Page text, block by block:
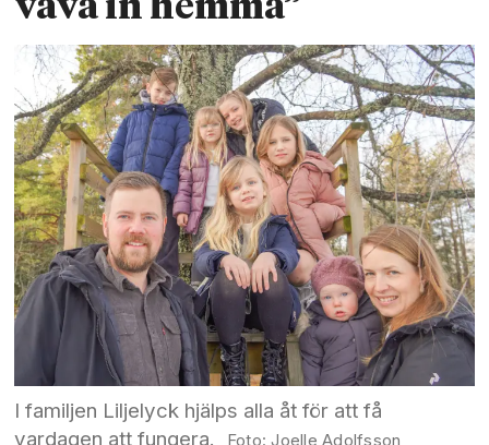
väva in hemma”
I familjen Liljelyck hjälps alla åt för att få
vardagen att fungera.
Joelle Adolfsson